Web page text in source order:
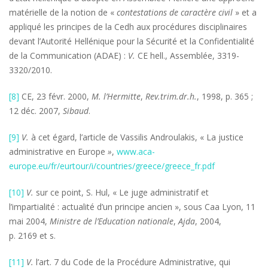
matérielle de la notion de « contestations de caractère civil » et a
appliqué les principes de la Cedh aux procédures disciplinaires
devant l’Autorité Hellénique pour la Sécurité et la Confidentialité
de la Communication (ADAE) : V. CE hell., Assemblée, 3319-
3320/2010.
[8] CE, 23 févr. 2000, M. l’Hermitte, Rev.trim.dr.h., 1998, p. 365 ;
12 déc. 2007, Sibaud.
[9] V. à cet égard, l’article de Vassilis Androulakis, « La justice
administrative en Europe », www.aca-
europe.eu/fr/eurtour/i/countries/greece/greece_fr.pdf
[10] V. sur ce point, S. Hul, « Le juge administratif et
l’impartialité : actualité d’un principe ancien », sous Caa Lyon, 11
mai 2004, Ministre de l’Education nationale,Ajda, 2004,
p. 2169 et s.
[11] V. l’art. 7 du Code de la Procédure Administrative, qui